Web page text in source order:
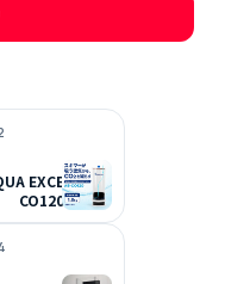
EXCEL AE-
CO120